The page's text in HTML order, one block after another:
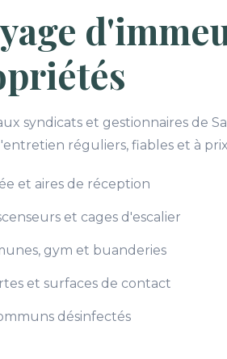
syndicats et gestionnaires de
réguliers, fiables et à
et aires de réception
et cages d'escalier
gym et buanderies
et surfaces de contact
désinfectés